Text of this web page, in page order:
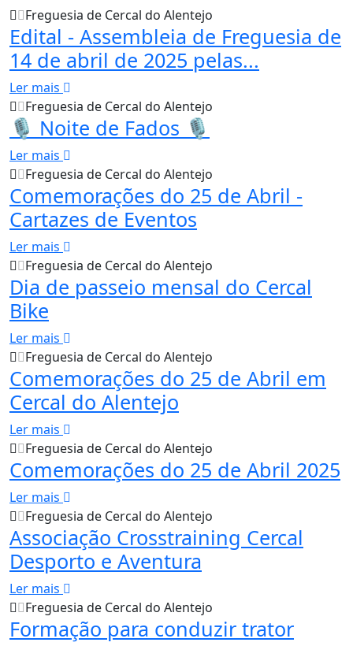
Freguesia de Cercal do Alentejo
Edital - Assembleia de Freguesia de
14 de abril de 2025 pelas...
Ler mais
Freguesia de Cercal do Alentejo
🎙 Noite de Fados 🎙
Ler mais
Freguesia de Cercal do Alentejo
Comemorações do 25 de Abril -
Cartazes de Eventos
Ler mais
Freguesia de Cercal do Alentejo
Dia de passeio mensal do Cercal
Bike
Ler mais
Freguesia de Cercal do Alentejo
Comemorações do 25 de Abril em
Cercal do Alentejo
Ler mais
Freguesia de Cercal do Alentejo
Comemorações do 25 de Abril 2025
Ler mais
Freguesia de Cercal do Alentejo
Associação Crosstraining Cercal
Desporto e Aventura
Ler mais
Freguesia de Cercal do Alentejo
Formação para conduzir trator